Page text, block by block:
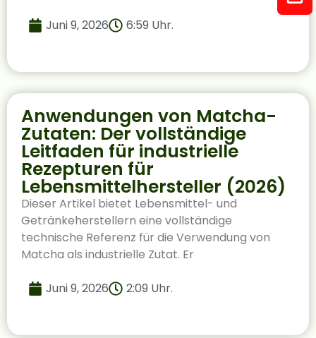
Juni 9, 2026 6:59 Uhr.
Anwendungen von Matcha-
Zutaten: Der vollständige
Leitfaden für industrielle
Rezepturen für
Lebensmittelhersteller (2026)
Dieser Artikel bietet Lebensmittel- und
Getränkeherstellern eine vollständige
technische Referenz für die Verwendung von
Matcha als industrielle Zutat. Er
Juni 9, 2026 2:09 Uhr.